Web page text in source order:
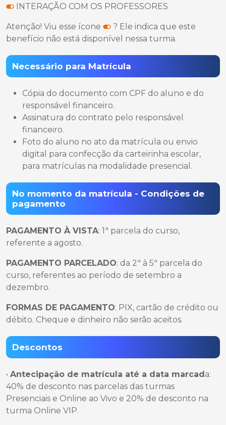
INTERAÇÃO COM OS PROFESSORES
Atenção! Viu esse ícone
? Ele indica que este
benefício não está disponível nessa turma.
Necessário para Matrícula
Cópia do documento com CPF do aluno e do
responsável financeiro.
Assinatura do contrato pelo responsável
financeiro.
Foto do aluno no ato da matrícula ou envio
digital para confecção da carteirinha escolar,
para matrículas na modalidade presencial.
No momento da matrícula - Condições de
pagamento
PAGAMENTO À VISTA: 1ª parcela do curso,
referente a agosto.
PAGAMENTO PARCELADO: da 2ª à 5ª parcela do
curso, referentes ao período de setembro a
dezembro.
FORMAS DE PAGAMENTO: PIX, cartão de crédito ou
débito. Cheque e dinheiro não serão aceitos.
Descontos
• Antecipação de matrícula até a data marcada:
40% de desconto nas parcelas das turmas
Presenciais e Online ao Vivo e 20% de desconto na
turma Online VIP.